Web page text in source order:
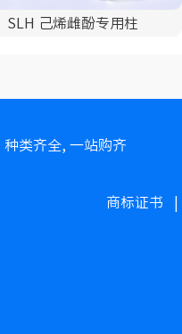
SLH 己烯雌酚专用柱
种类齐全, 一站购齐
商标证书